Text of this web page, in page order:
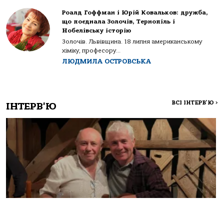
Роалд Гоффман і Юрій Ковальков: дружба,
що поєднала Золочів, Тернопіль і
Нобелівську історію
Золочів. Львівщина. 18 липня американському
хіміку, професору...
ЛЮДМИЛА ОСТРОВСЬКА
ІНТЕРВ'Ю ВСІ ІНТЕРВ'Ю >